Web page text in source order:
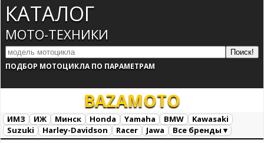
КАТАЛОГ
МОТО-ТЕХНИКИ
ПОДБОР МОТОЦИКЛА ПО ПАРАМЕТРАМ
BAZAMOTO
ИМЗ ИЖ Минск Honda Yamaha BMW
Kawasaki
Suzuki
Harley-Davidson Racer Jawa
Все бренды ▾